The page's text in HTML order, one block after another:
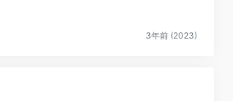
3年前 (2023)